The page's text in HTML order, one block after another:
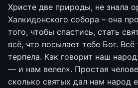
Христе две природы, не знала
Халкидонского собора – она
того, чтобы спастись, стать
всё, что посылает тебе Бог.
терпела. Как говорит наш
— и нам велел». Простая
сколько святых дал нам народ